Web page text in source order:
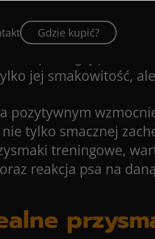
Gdzie kupić?
nauki jest
i pomagają w
jej smakowitość,
pozytywnym
tylko smacznej
treningowe,
reakcja psa na